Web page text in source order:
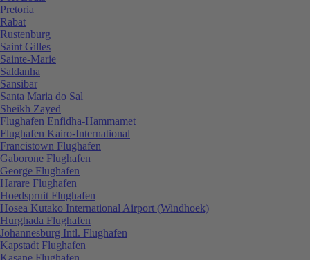
Pretoria
Rabat
Rustenburg
Saint Gilles
Sainte-Marie
Saldanha
Sansibar
Santa Maria do Sal
Sheikh Zayed
Flughafen Enfidha-Hammamet
Flughafen Kairo-International
Francistown Flughafen
Gaborone Flughafen
George Flughafen
Harare Flughafen
Hoedspruit Flughafen
Hosea Kutako International Airport (Windhoek)
Hurghada Flughafen
Johannesburg Intl. Flughafen
Kapstadt Flughafen
Kasane Flughafen